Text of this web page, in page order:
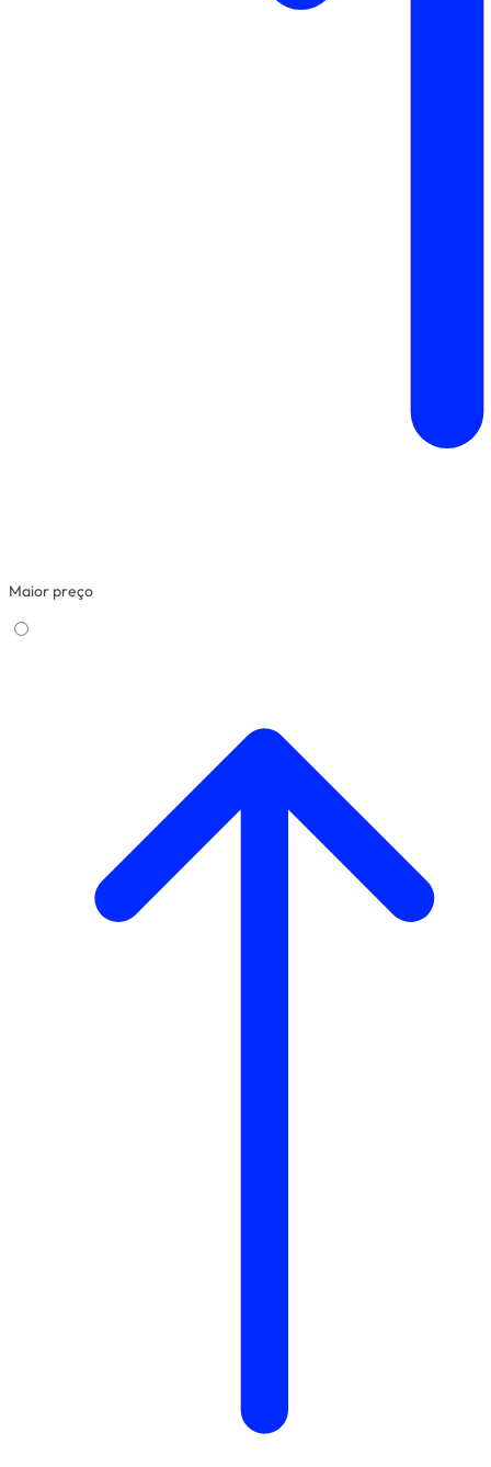
Maior preço